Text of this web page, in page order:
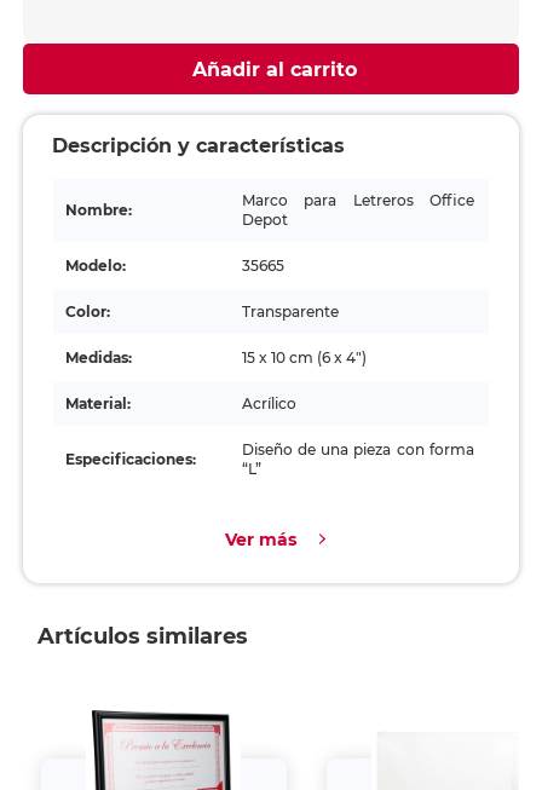
Añadir al carrito
Descripción y características
Nombre:
Marco para Letreros Office
Depot
Modelo: 35665
Color: Transparente
Medidas: 15 x 10 cm (6 x 4")
Material: Acrílico
Especificaciones:
Diseño de una pieza con forma
“L”
Ver más
Artículos similares